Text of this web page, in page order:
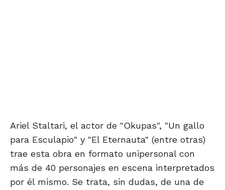
Ariel Staltari, el actor de "Okupas", "Un gallo
para Esculapio" y "El Eternauta" (entre otras)
trae esta obra en formato unipersonal con
más de 40 personajes en escena interpretados
por él mismo. Se trata, sin dudas, de una de